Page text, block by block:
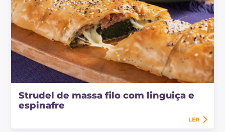
Strudel de massa filo com linguiça e
espinafre
LER